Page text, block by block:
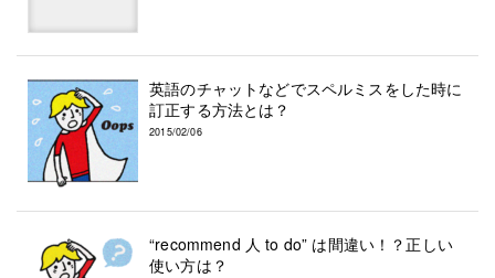
英語のチャットなどでスペルミスをした時に
訂正する方法とは？
2015/02/06
“recommend 人 to do” は間違い！？正しい
使い方は？